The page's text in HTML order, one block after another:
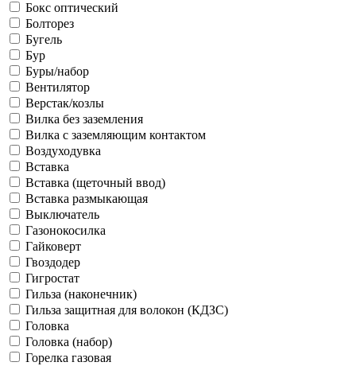
Бокс оптический
Болторез
Бугель
Бур
Буры/набор
Вентилятор
Верстак/козлы
Вилка без заземления
Вилка с заземляющим контактом
Воздуходувка
Вставка
Вставка (щеточный ввод)
Вставка размыкающая
Выключатель
Газонокосилка
Гайковерт
Гвоздодер
Гигростат
Гильза (наконечник)
Гильза защитная для волокон (КДЗС)
Головка
Головка (набор)
Горелка газовая